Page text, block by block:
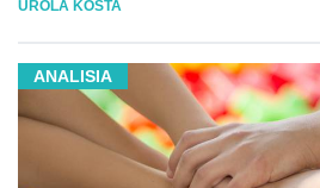
UROLA KOSTA
ANALISIA